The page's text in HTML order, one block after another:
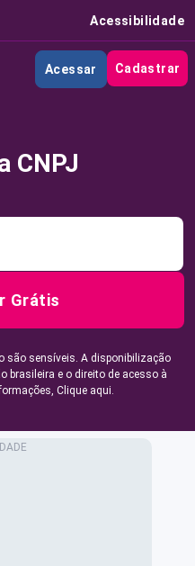
Acessibilidade
Acessar Cadastrar
CNPJ
Grátis
são sensíveis. A disponibilização
brasileira e o direito de acesso à
Clique aqui.